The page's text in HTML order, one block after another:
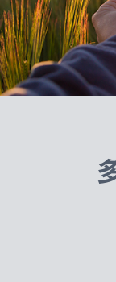
可持续投资
市场观点